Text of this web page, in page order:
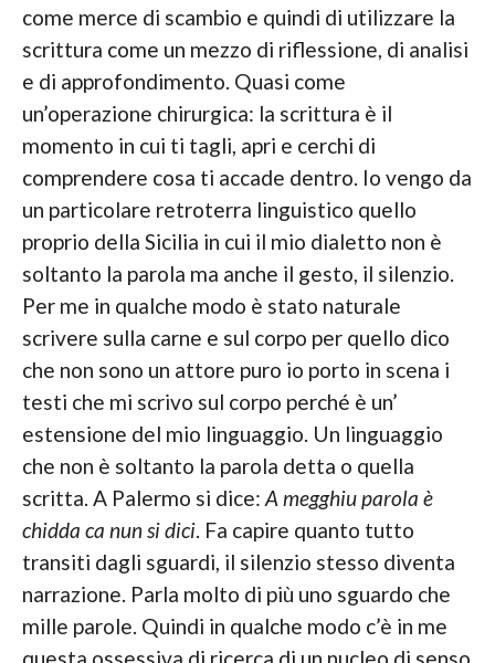
come merce di scambio e quindi di utilizzare la
scrittura come un mezzo di riflessione, di analisi
e di approfondimento. Quasi come
un’operazione chirurgica: la scrittura è il
momento in cui ti tagli, apri e cerchi di
comprendere cosa ti accade dentro. Io vengo da
un particolare retroterra linguistico quello
proprio della Sicilia in cui il mio dialetto non è
soltanto la parola ma anche il gesto, il silenzio.
Per me in qualche modo è stato naturale
scrivere sulla carne e sul corpo per quello dico
che non sono un attore puro io porto in scena i
testi che mi scrivo sul corpo perché è un’
estensione del mio linguaggio. Un linguaggio
che non è soltanto la parola detta o quella
scritta. A Palermo si dice: A megghiu parola è
chidda ca nun si dici. Fa capire quanto tutto
transiti dagli sguardi, il silenzio stesso diventa
narrazione. Parla molto di più uno sguardo che
mille parole. Quindi in qualche modo c’è in me